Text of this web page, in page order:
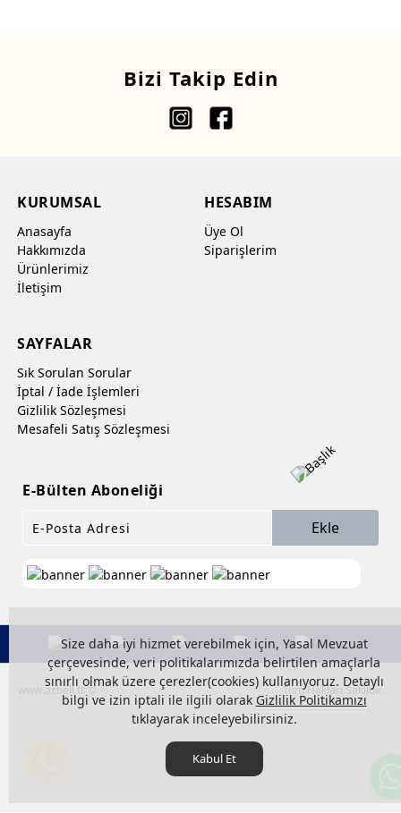
Size daha iyi hizmet verebilmek için, Yasal Mevzuat
çerçevesinde, veri politikalarımızda belirtilen amaçlarla
sınırlı olmak üzere çerezler(cookies) kullanıyoruz. Detaylı
bilgi ve izin iptali ile ilgili olarak Gizlilik Politikamızı
tıklayarak inceleyebilirsiniz.
Kabul Et
Bizi Takip Edin
KURUMSAL
Anasayfa
Hakkımızda
Ürünlerimiz
İletişim
HESABIM
Üye Ol
Siparişlerim
SAYFALAR
Sık Sorulan Sorular
İptal / İade İşlemleri
Gizlilik Sözleşmesi
Mesafeli Satış Sözleşmesi
E-Bülten Aboneliği
Ekle
www.asbell.tr © Tüm Hakları Saklıdır.